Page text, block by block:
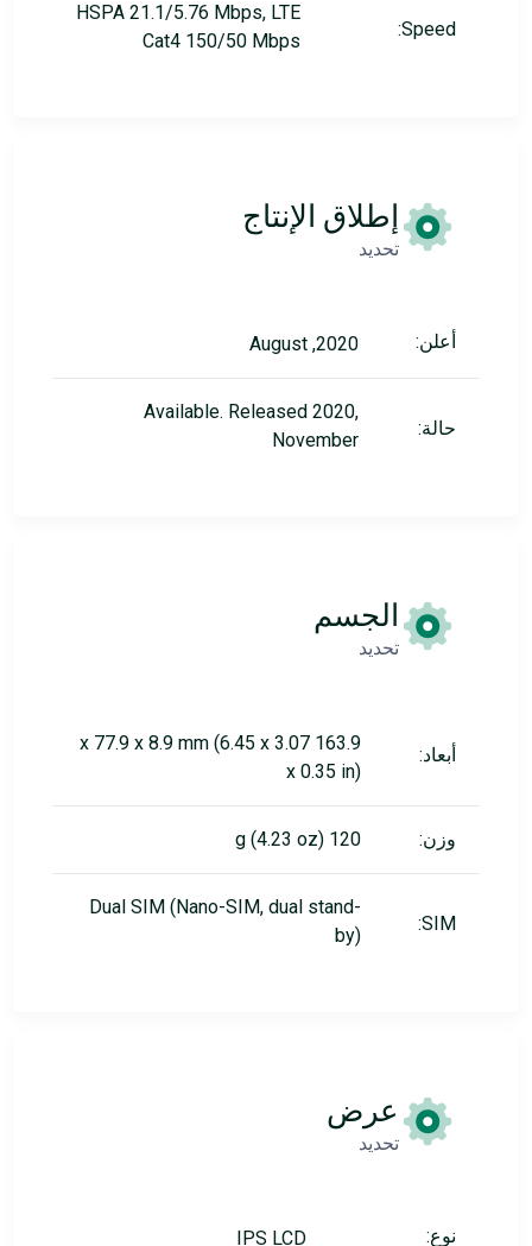
Speed:
HSPA 21.1/5.76 Mbps, LTE
Cat4 150/50 Mbps
إطلاق الإنتاج
تحديد
أعلن: 2020, August
حالة:
Available. Released 2020,
November
الجسم
تحديد
أبعاد:
163.9 x 77.9 x 8.9 mm (6.45 x 3.07
x 0.35 in)
وزن: 120 g (4.23 oz)
SIM:
Dual SIM (Nano-SIM, dual stand-
by)
عرض
تحديد
نوع: IPS LCD